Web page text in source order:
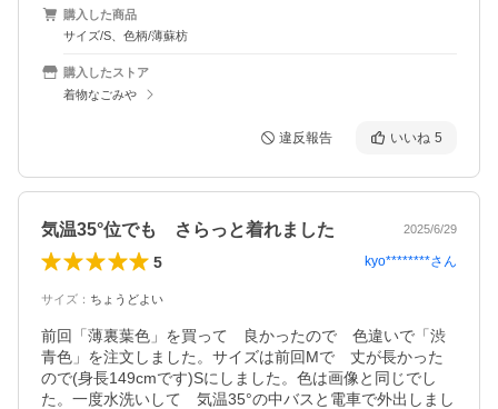
購入した商品
サイズ/S、色柄/薄蘇枋
購入したストア
着物なごみや
違反報告 いいね 5
気温35°位でも さらっと着れました 2025/6/29
5 kyo********さん
サイズ ： ちょうどよい
前回「薄裏葉色」を買って　良かったので　色違いで「渋
青色」を注文しました。サイズは前回Mで　丈が長かった
ので(身長149cmです)Sにしました。色は画像と同じでし
た。一度水洗いして　気温35°の中バスと電車で外出しまし